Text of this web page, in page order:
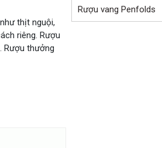
thịt nguội,
riêng. Rượu
Rượu thưởng
Rượu vang Penfolds